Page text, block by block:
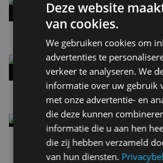
handbak: soms is
5 aug
Audi A2 e-Tron mikt
per 100 kilometer
4 aug
Elektrische Geely E2
als een Renault
4 aug
Deze website
van cookies.
We gebruiken cookies om
advertenties te
verkeer te analyseren. We
informatie over uw gebruik
met onze advertentie- en
die deze kunnen
informatie die u aan hen
die zij hebben verzameld
van hun diensten.